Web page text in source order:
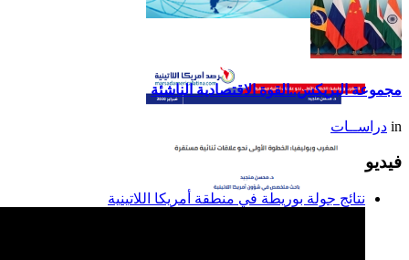
تقرير أمريكا اللاتينية لسنة
2014
مجموعة البريكس..القوة الاقتصادية الناشئة
in دراســات
فيديو
نتائج جولة بوريطة في منطقة أمريكا اللاتينية